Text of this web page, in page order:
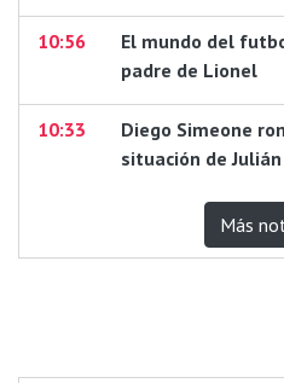
10:56
El mundo del
padre de Lionel
10:33
Diego Simeone
situación de
Más